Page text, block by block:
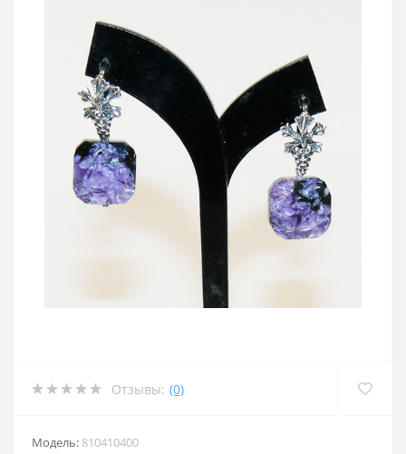
Отзывы: (0)
Модель: 810410400